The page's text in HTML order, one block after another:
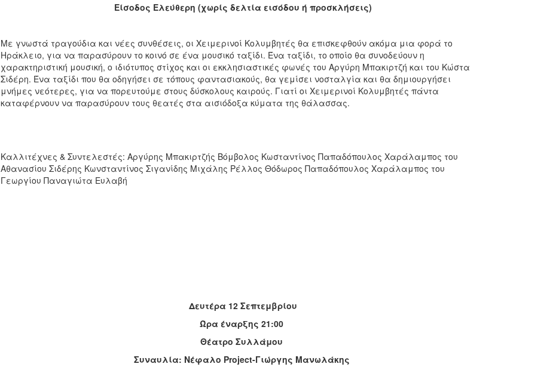
Είσοδος Ελεύθερη (χωρίς δελτία εισόδου ή προσκλήσεις)
Με γνωστά τραγούδια και νέες συνθέσεις, οι Χειμερινοί Κολυμβητές θα επισκεφθούν ακόμα μια φορά το
Ηράκλειο, για να παρασύρουν το κοινό σε ένα μουσικό ταξίδι. Ένα ταξίδι, το οποίο θα συνοδεύουν η
χαρακτηριστική μουσική, ο ιδιότυπος στίχος και οι εκκλησιαστικές φωνές του Αργύρη Μπακιρτζή και του Κώστα
Σιδέρη. Ένα ταξίδι που θα οδηγήσει σε τόπους φαντασιακούς, θα γεμίσει νοσταλγία και θα δημιουργήσει
μνήμες νεότερες, για να πορευτούμε στους δύσκολους καιρούς. Γιατί οι Χειμερινοί Κολυμβητές πάντα
καταφέρνουν να παρασύρουν τους θεατές στα αισιόδοξα κύματα της θάλασσας.
Καλλιτέχνες & Συντελεστές: Αργύρης Μπακιρτζής Βόμβολος Κωσταντίνος Παπαδόπουλος Χαράλαμπος του
Αθανασίου Σιδέρης Κωνσταντίνος Σιγανίδης Μιχάλης Ρέλλος Θόδωρος Παπαδόπουλος Χαράλαμπος του
Γεωργίου Παναγιώτα Ευλαβή
Δευτέρα 12 Σεπτεμβρίου
Ώρα έναρξης 21:00
Θέατρο Συλλάμου
Συναυλία: Νέφαλο Project-Γιώργης Μανωλάκης